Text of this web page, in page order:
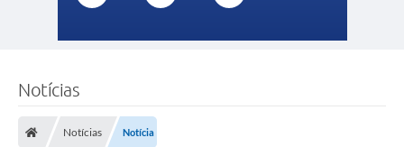
Notícias
Notícias Notícia